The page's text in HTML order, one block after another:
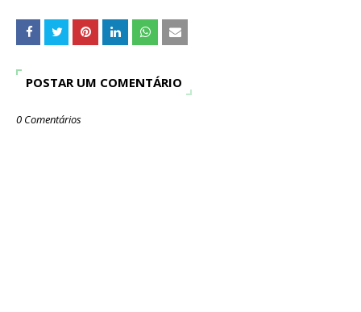
POSTAR UM COMENTÁRIO
0 Comentários